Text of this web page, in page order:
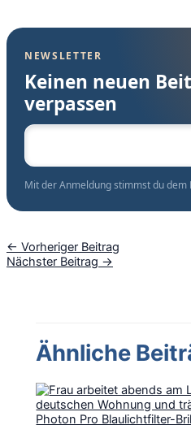
E-Mail-Adresse
← Vorheriger Beitrag
Nächster Beitrag →
Ähnliche